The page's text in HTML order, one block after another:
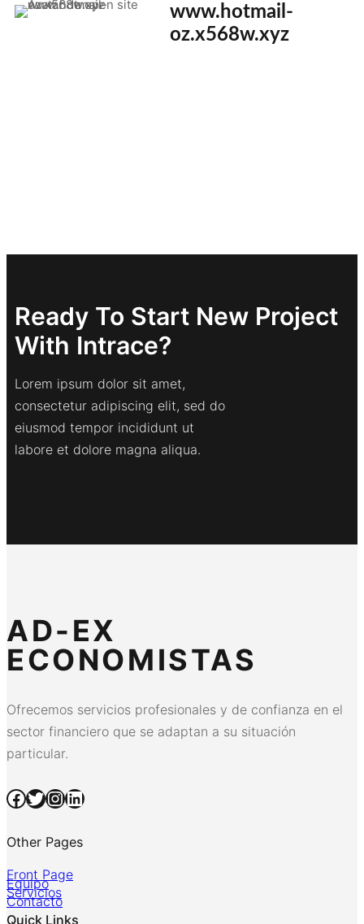
www.hotmail-
oz.x568w.xyz
Ready To Start New Project
With Intrace?
Lorem ipsum dolor sit amet,
consectetur adipiscing elit, sed do
eiusmod tempor incididunt ut
labore et dolore magna aliqua.
AD-EX
ECONOMISTAS
Ofrecemos servicios profesionales y de confianza en el
sector financiero que se adaptan a su situación
particular.
Facebook Twitter InstagramLinkedIn
Other Pages
Front Page
Equipo
Servicios
Contacto
Quick Links